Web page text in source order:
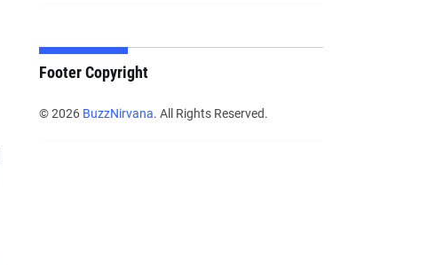
Footer Copyright
© 2026 BuzzNirvana. All Rights Reserved.